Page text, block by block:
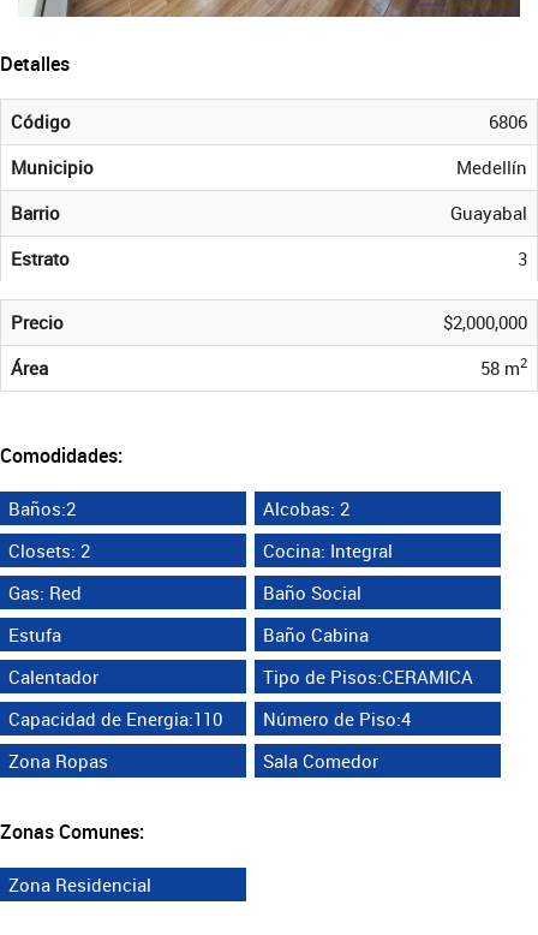
Detalles
Código
6806
Municipio
Medellín
Barrio
Guayabal
Estrato
3
Precio
$2,000,000
Área
58 m2
Comodidades:
Baños:2
Alcobas: 2
Closets: 2
Cocina: Integral
Gas: Red
Baño Social
Estufa
Baño Cabina
Calentador
Tipo de Pisos:CERAMICA
Capacidad de Energia:110
Número de Piso:4
Zona Ropas
Sala Comedor
Zonas Comunes:
Zona Residencial